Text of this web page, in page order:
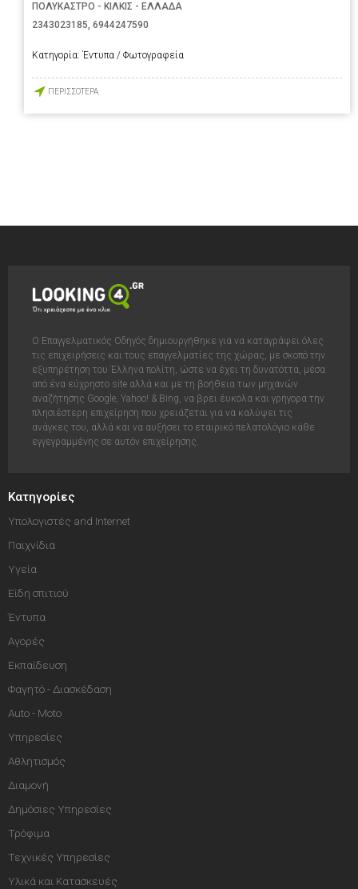
ΠΟΛΥΚΑΣΤΡΟ - ΚΙΛΚΙΣ - ΕΛΛΑΔΑ
2343023185, 6944247590
Κατηγορία: Έντυπα / Φωτογραφεία
ΠΕΡΙΣΣΟΤΕΡΑ
Ο Επαγγελματικός Οδηγός δημιουργήθηκε για να καταγράψει όλες
τις επιχειρήσεις και τους επαγγελματίες της χώρας, με σκοπό την
εξυπηρέτηση του Έλληνα πολίτη, ώστε να έχει τη δυνατόττα, μέσα
από ένα εύχρηστο site αλλά και με τη βοήθεια των μηχανών
αναζήτησης Google, Yahoo! & Bing, να βρει έυκολα και γρήγορα την
πλησιέστερη επιχείρηση που χρειάζεται για να καλύψει τις
ανάγκες του, αλλά και να αυξήσει το εταιρικό πελατολόγιο κάθε
εγγεγραμμένης σε αυτόν επιχείρησης.
Κατηγορίες
Υπολογιστές and Internet
Παιχνίδια
Υγεία
Είδη σπιτιού
Έντυπα
Αγορές
Εκπαίδευση
Φαγητό - Διασκέδαση
Auto - Moto
Υπηρεσίες
Αθλητισμός
Διαμονή
Δημόσιες Υπηρεσίες
Τρόφιμα
Τεχνικές Υπηρεσίες
Υλικά και Κατασκευές